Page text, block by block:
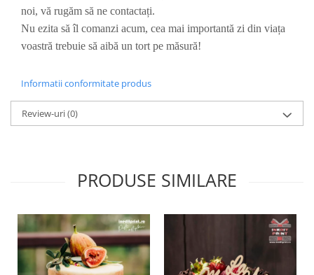
Italiana
Franceza
Pachete de toppere
Pachete Inedite
Oneline (Topper Lateral)
noi, vă rugăm să ne contactați.
Nu ezita să îl comanzi acum, cea mai importantă zi din viața
voastră trebuie să aibă un tort pe măsură!
Informatii conformitate produs
Review-uri(0)
PRODUSE SIMILARE